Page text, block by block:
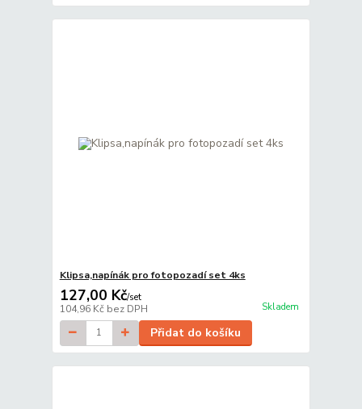
Klipsa,napínák pro fotopozadí set 4ks
127,00 Kč/set
104,96 Kč bez DPH Skladem
Přidat do košíku